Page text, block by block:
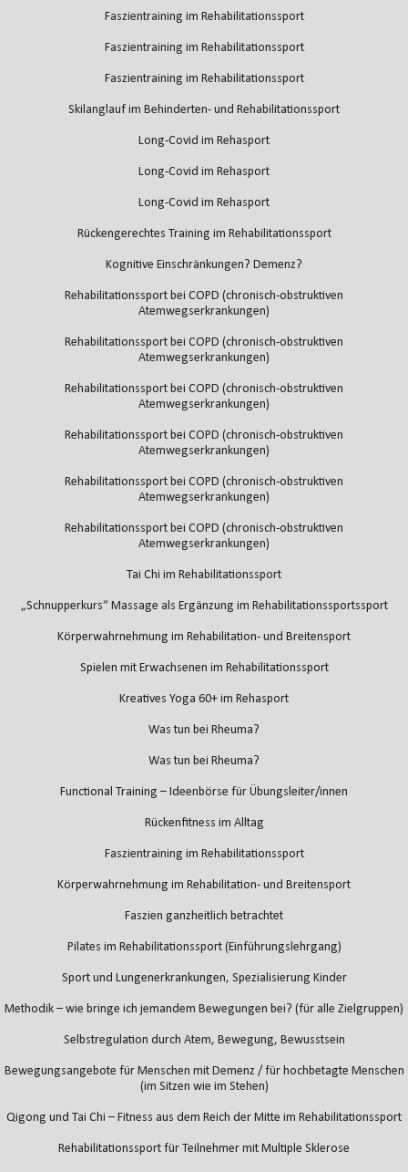
Faszientraining im Rehabilitationssport
Faszientraining im Rehabilitationssport
Faszientraining im Rehabilitationssport
Skilanglauf im Behinderten- und Rehabilitationssport
Long-Covid im Rehasport
Long-Covid im Rehasport
Long-Covid im Rehasport
Rückengerechtes Training im Rehabilitationssport
Kognitive Einschränkungen? Demenz?
Rehabilitationssport bei COPD (chronisch-obstruktiven
Atemwegserkrankungen)
Rehabilitationssport bei COPD (chronisch-obstruktiven
Atemwegserkrankungen)
Rehabilitationssport bei COPD (chronisch-obstruktiven
Atemwegserkrankungen)
Rehabilitationssport bei COPD (chronisch-obstruktiven
Atemwegserkrankungen)
Rehabilitationssport bei COPD (chronisch-obstruktiven
Atemwegserkrankungen)
Rehabilitationssport bei COPD (chronisch-obstruktiven
Atemwegserkrankungen)
Tai Chi im Rehabilitationssport
„Schnupperkurs“ Massage als Ergänzung im Rehabilitationssportssport
Körperwahrnehmung im Rehabilitation- und Breitensport
Spielen mit Erwachsenen im Rehabilitationssport
Kreatives Yoga 60+ im Rehasport
Was tun bei Rheuma?
Was tun bei Rheuma?
Functional Training – Ideenbörse für Übungsleiter/innen
Rückenfitness im Alltag
Faszientraining im Rehabilitationssport
Körperwahrnehmung im Rehabilitation- und Breitensport
Faszien ganzheitlich betrachtet
Pilates im Rehabilitationssport (Einführungslehrgang)
Sport und Lungenerkrankungen, Spezialisierung Kinder
Methodik – wie bringe ich jemandem Bewegungen bei? (für alle Zielgruppen)
Selbstregulation durch Atem, Bewegung, Bewusstsein
Bewegungsangebote für Menschen mit Demenz / für hochbetagte Menschen
(im Sitzen wie im Stehen)
Qigong und Tai Chi – Fitness aus dem Reich der Mitte im Rehabilitationssport
Rehabilitationssport für Teilnehmer mit Multiple Sklerose